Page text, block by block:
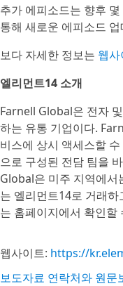
추가 에피소드는 향후
통해 새로운 에피소드
보다 자세한 정보는 웹
엘리먼트14 소개
Farnell Global은 전자
하는 유통 기업이다.
비스에 상시 액세스할
으로 구성된 전담 팀을
Global은 미주 지역에서
는 엘리먼트14로 거래
는 홈페이지에서 확인할
웹사이트: https://
보도자료 연락처와 원문